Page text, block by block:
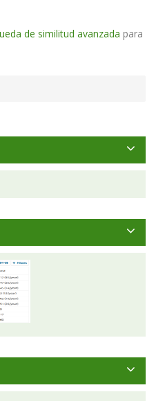
de similitud avanzada para